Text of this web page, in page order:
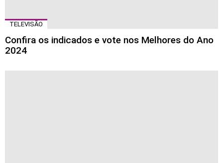
TELEVISÃO
Confira os indicados e vote nos Melhores do Ano
2024